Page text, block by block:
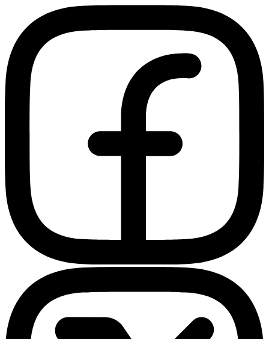
contenido